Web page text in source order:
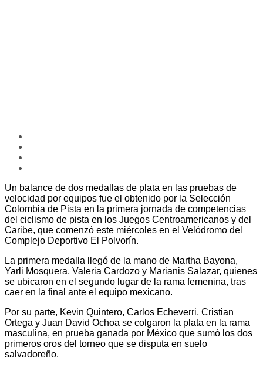
Un balance de dos medallas de plata en las pruebas de
velocidad por equipos fue el obtenido por la Selección
Colombia de Pista en la primera jornada de competencias
del ciclismo de pista en los Juegos Centroamericanos y del
Caribe, que comenzó este miércoles en el Velódromo del
Complejo Deportivo El Polvorín.
La primera medalla llegó de la mano de Martha Bayona,
Yarli Mosquera, Valeria Cardozo y Marianis Salazar, quienes
se ubicaron en el segundo lugar de la rama femenina, tras
caer en la final ante el equipo mexicano.
Por su parte, Kevin Quintero, Carlos Echeverri, Cristian
Ortega y Juan David Ochoa se colgaron la plata en la rama
masculina, en prueba ganada por México que sumó los dos
primeros oros del torneo que se disputa en suelo
salvadoreño.